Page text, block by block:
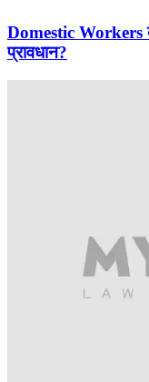
Domestic Workers
प्रावधान?